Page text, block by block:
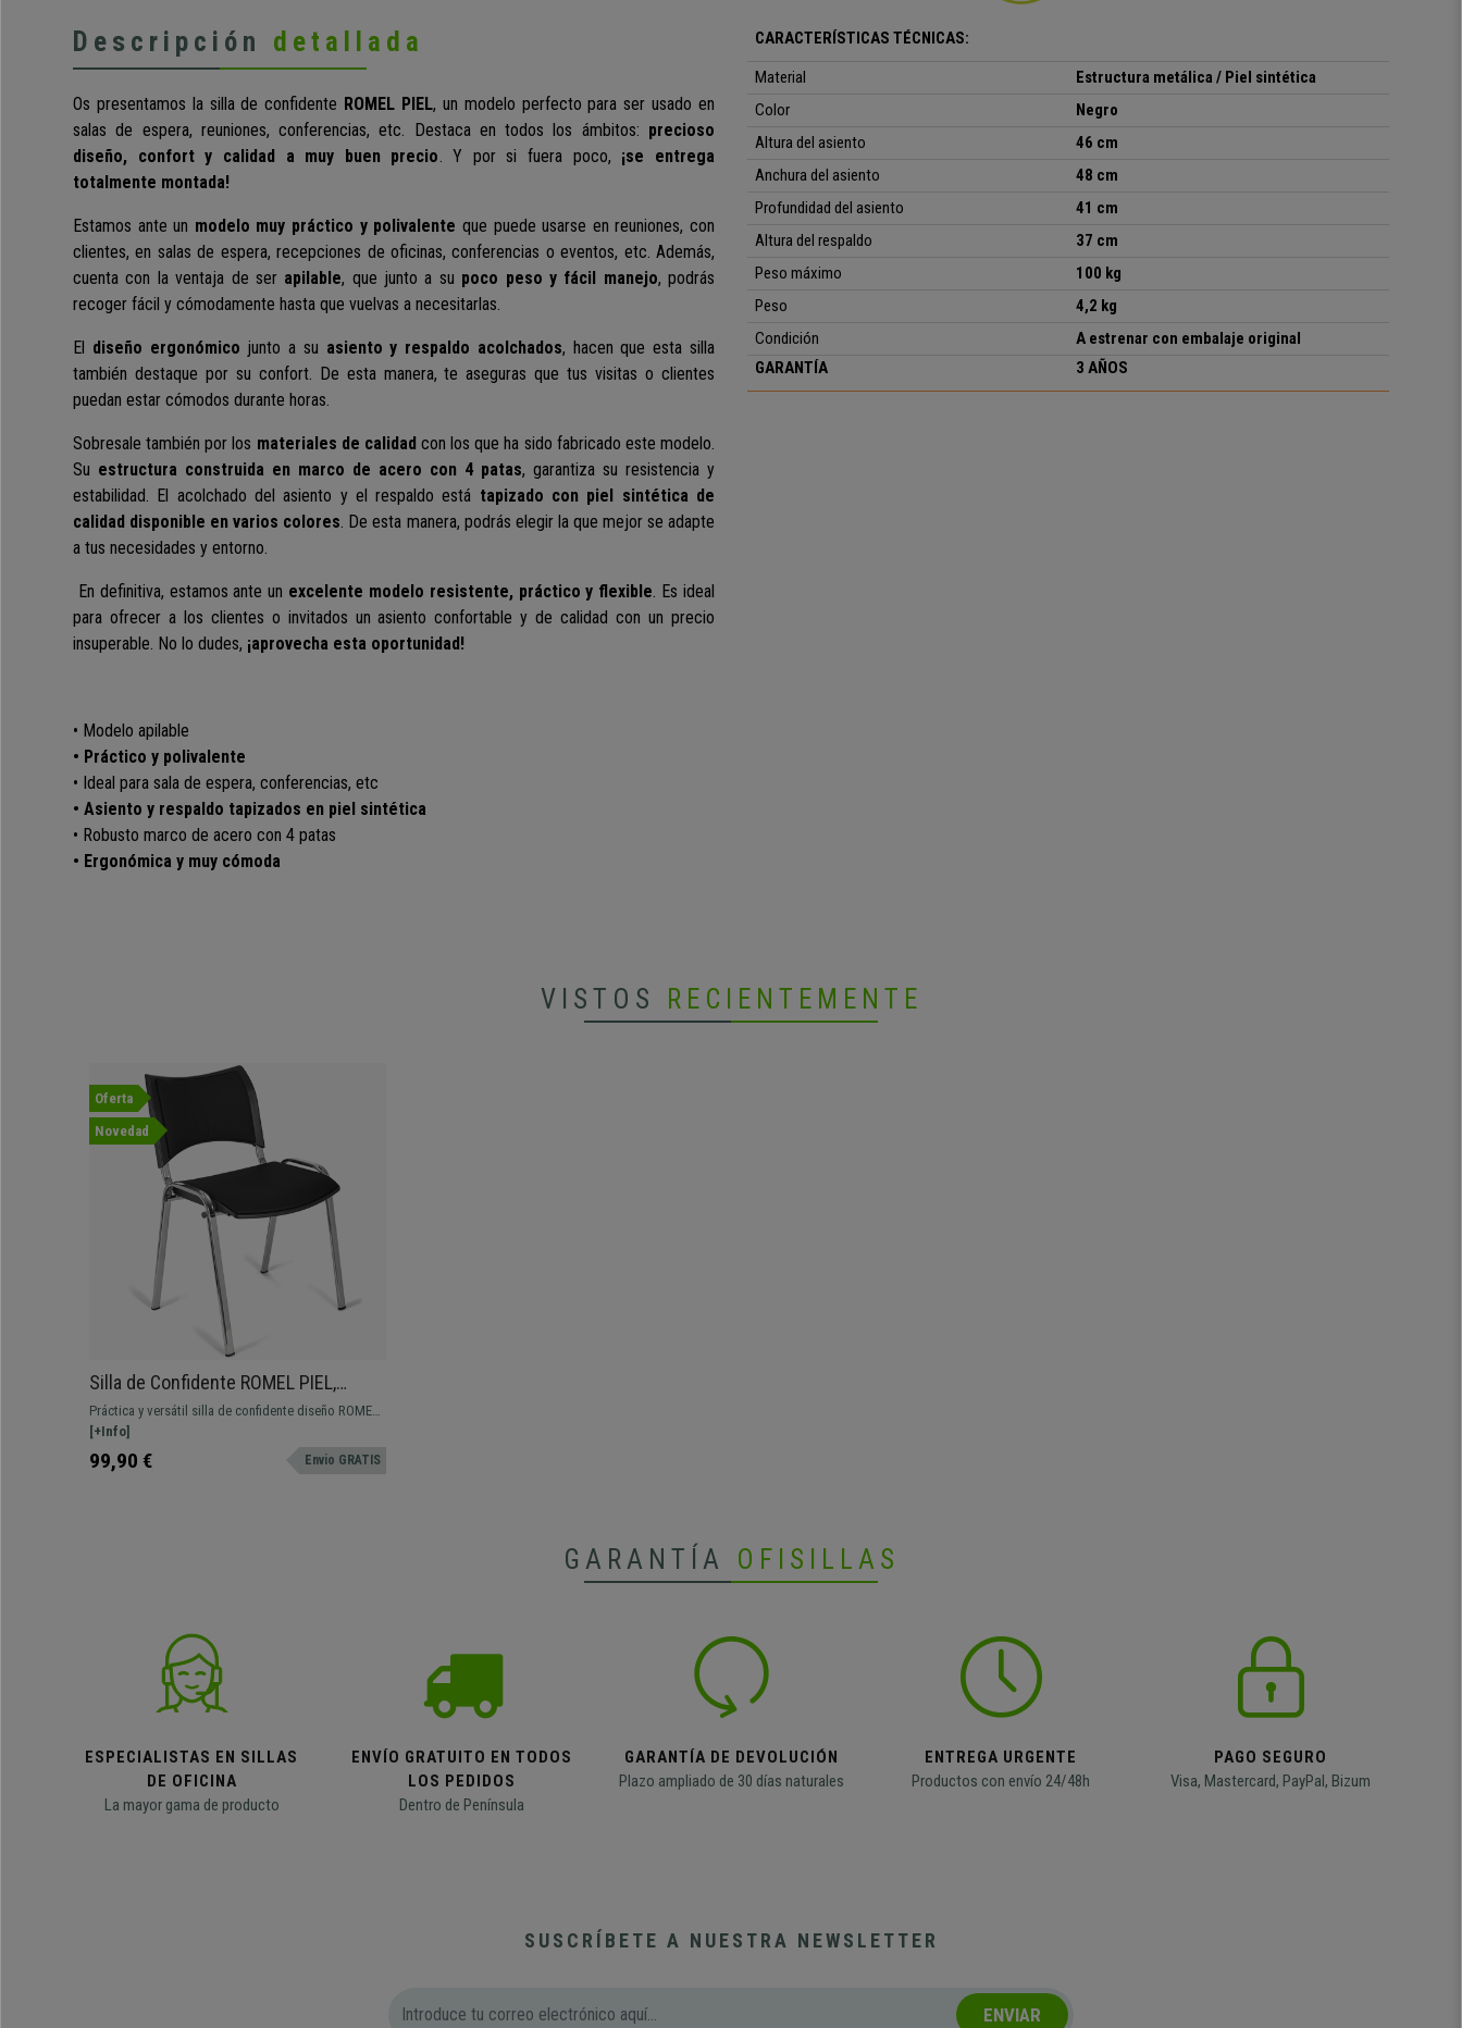
Descripción detallada
Os presentamos la silla de confidente ROMEL PIEL, un modelo perfecto para ser usado en
salas de espera, reuniones, conferencias, etc. Destaca en todos los ámbitos: precioso
diseño, confort y calidad a muy buen precio. Y por si fuera poco, ¡se entrega
totalmente montada!
Estamos ante un modelo muy práctico y polivalente que puede usarse en reuniones, con
clientes, en salas de espera, recepciones de oficinas, conferencias o eventos, etc. Además,
cuenta con la ventaja de ser apilable, que junto a su poco peso y fácil manejo, podrás
recoger fácil y cómodamente hasta que vuelvas a necesitarlas.
El diseño ergonómico junto a su asiento y respaldo acolchados, hacen que esta silla
también destaque por su confort. De esta manera, te aseguras que tus visitas o clientes
puedan estar cómodos durante horas.
Sobresale también por los materiales de calidad con los que ha sido fabricado este modelo.
Su estructura construida en marco de acero con 4 patas, garantiza su resistencia y
estabilidad. El acolchado del asiento y el respaldo está tapizado con piel sintética de
calidad disponible en varios colores. De esta manera, podrás elegir la que mejor se adapte
a tus necesidades y entorno.
En definitiva, estamos ante un excelente modelo resistente, práctico y flexible. Es ideal
para ofrecer a los clientes o invitados un asiento confortable y de calidad con un precio
insuperable. No lo dudes, ¡aprovecha esta oportunidad!
• Modelo apilable
• Práctico y polivalente
• Ideal para sala de espera, conferencias, etc
• Asiento y respaldo tapizados en piel sintética
• Robusto marco de acero con 4 patas
• Ergonómica y muy cómoda
CARACTERÍSTICAS TÉCNICAS:
Material
Estructura metálica / Piel sintética
Color
Negro
Altura del asiento
46 cm
Anchura del asiento
48 cm
Profundidad del asiento
41 cm
Altura del respaldo
37 cm
Peso máximo
100 kg
Peso
4,2 kg
Condición
A estrenar con embalaje original
GARANTÍA
3 AÑOS
VISTOS RECIENTEMENTE
Oferta
Novedad
Silla de Confidente ROMEL PIEL,
Cómodo Acolchado, Apilable, Patas
Cromadas, en Negro
Práctica y versátil silla de confidente diseño ROMEL
PIEL. Confortable acolchado tapizado en piel,
resistente y con bonito diseño moderno.
[+Info]
99,90 € Envio GRATIS
GARANTÍA OFISILLAS
ESPECIALISTAS EN SILLAS
DE OFICINA
La mayor gama de producto
ENVÍO GRATUITO EN TODOS
LOS PEDIDOS
Dentro de Península
GARANTÍA DE DEVOLUCIÓN
Plazo ampliado de 30 días naturales
ENTREGA URGENTE
Productos con envío 24/48h
PAGO SEGURO
Visa, Mastercard, PayPal, Bizum
SUSCRÍBETE A NUESTRA NEWSLETTER
ENVIAR